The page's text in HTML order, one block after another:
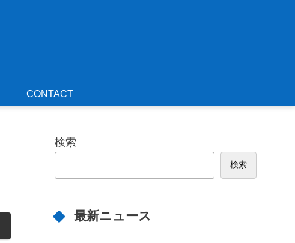
CONTACT
検索
検索
最新ニュース